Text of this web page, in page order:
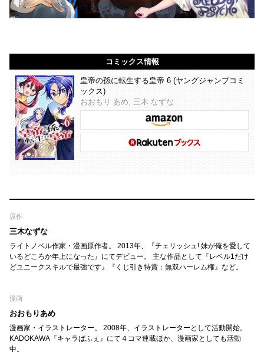
コミックス情報
皇帝の孫に転生する皇帝 6 (ヤングジャンプコミ
ックス)
おおもり あめ, 三木 なずな
原作
三木なずな
ライトノベル作家・漫画原作者。 2013年、『チェリッシュ! 妹が俺を愛して
いるどころか年上になった』にてデビュー。 主な作品として『レベル1だけ
どユニークスキルで最強です』『くじ引き特賞：無双ハーレム権』など。
漫画
おおもりあめ
漫画家・イラストレーター。 2008年、イラストレーターとして活動開始。
KADOKAWA『キャラぱふぇ』にて４コマ連載ほか、漫画家としても活動
中。